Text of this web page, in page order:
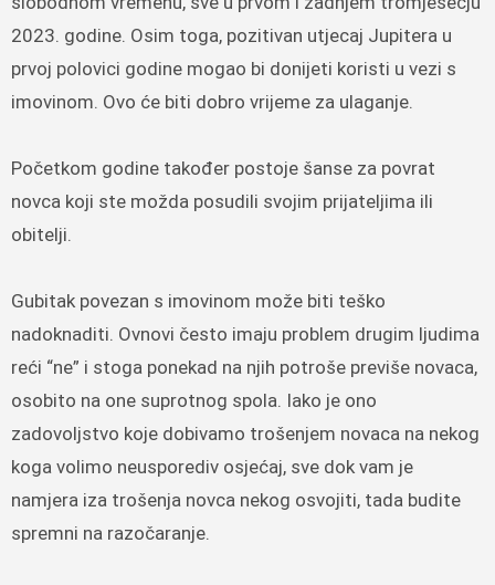
2023. godine. Osim toga, pozitivan utjecaj Jupitera u
prvoj polovici godine mogao bi donijeti koristi u vezi s
imovinom. Ovo će biti dobro vrijeme za ulaganje.
Početkom godine također postoje šanse za povrat
novca koji ste možda posudili svojim prijateljima ili
obitelji.
Gubitak povezan s imovinom može biti teško
nadoknaditi. Ovnovi često imaju problem drugim ljudima
reći “ne” i stoga ponekad na njih potroše previše novaca,
osobito na one suprotnog spola. Iako je ono
zadovoljstvo koje dobivamo trošenjem novaca na nekog
koga volimo neusporediv osjećaj, sve dok vam je
namjera iza trošenja novca nekog osvojiti, tada budite
spremni na razočaranje.